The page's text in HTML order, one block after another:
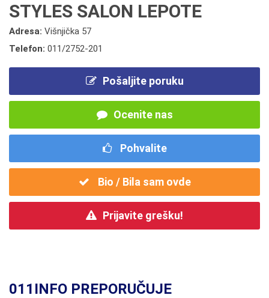
STYLES SALON LEPOTE
Adresa: Višnjička 57
Telefon: 011/2752-201
Pošaljite poruku
Ocenite nas
Pohvalite
Bio / Bila sam ovde
Prijavite grešku!
011INFO PREPORUČUJE